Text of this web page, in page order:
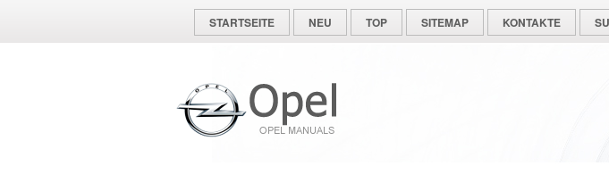
STARTSEITE NEU TOP SITEMAP KONTAKTE